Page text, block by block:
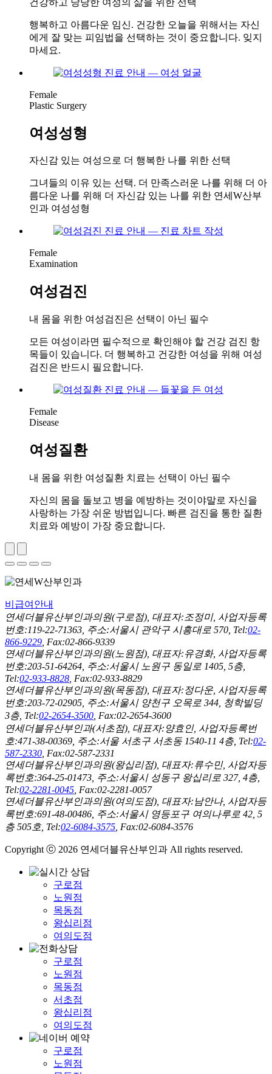
행복하고 아름다운 임신. 건강한 오늘을 위해서는 자신
에게 잘 맞는 피임법을 선택하는 것이 중요합니다. 잊지
마세요.
Female
Plastic Surgery
여성성형
자신감 있는 여성으로 더 행복한 나를 위한 선택
그녀들의 이유 있는 선택. 더 만족스러운 나를 위해 더 아
름다운 나를 위해 더 자신감 있는 나를 위한 연세W산부
인과 여성성형
Female
Examination
여성검진
내 몸을 위한 여성검진은 선택이 아닌 필수
모든 여성이라면 필수적으로 확인해야 할 건강 검진 항
목들이 있습니다. 더 행복하고 건강한 여성을 위해 여성
검진은 반드시 필요합니다.
Female
Disease
여성질환
내 몸을 위한 여성질환 치료는 선택이 아닌 필수
자신의 몸을 돌보고 병을 예방하는 것이야말로 자신을
사랑하는 가장 쉬운 방법입니다. 빠른 검진을 통한 질환
치료와 예방이 가장 중요합니다.
비급여안내
연세더블유산부인과의원(구로점), 대표자:조정미, 사업자등록
번호:119-22-71363, 주소:서울시 관악구 시흥대로 570, Tel:02-
866-9229 , Fax:02-866-9339
연세더블유산부인과의원(노원점), 대표자:유경화, 사업자등록
번호:203-51-64264, 주소:서울시 노원구 동일로 1405, 5층,
Tel:02-933-8828 , Fax:02-933-8829
연세더블유산부인과의원(목동점), 대표자:정다운, 사업자등록
번호:203-72-02905, 주소:서울시 양천구 오목로 344, 청학빌딩
3층, Tel:02-2654-3500 , Fax:02-2654-3600
연세더블유산부인과(서초점), 대표자:양효인, 사업자등록번
호:471-38-00369, 주소:서울 서초구 서초동 1540-11 4층, Tel:02-
587-2330 , Fax:02-587-2331
연세더블유산부인과의원(왕십리점), 대표자:류수민, 사업자등
록번호:364-25-01473, 주소:서울시 성동구 왕십리로 327, 4층,
Tel:02-2281-0045 , Fax:02-2281-0057
연세더블유산부인과의원(여의도점), 대표자:남안나, 사업자등
록번호:691-48-00486, 주소:서울시 영등포구 여의나루로 42, 5
층 505호, Tel:02-6084-3575 , Fax:02-6084-3576
Copyright ⓒ 2026 연세더블유산부인과 All rights reserved.
구로점
노원점
목동점
왕십리점
여의도점
구로점
노원점
목동점
서초점
왕십리점
여의도점
구로점
노원점